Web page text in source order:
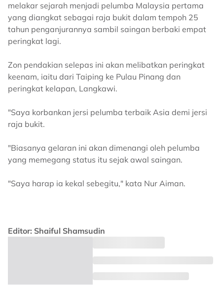
melakar sejarah menjadi pelumba Malaysia pertama
yang diangkat sebagai raja bukit dalam tempoh 25
tahun penganjurannya sambil saingan berbaki empat
peringkat lagi.
Zon pendakian selepas ini akan melibatkan peringkat
keenam, iaitu dari Taiping ke Pulau Pinang dan
peringkat kelapan, Langkawi.
"Saya korbankan jersi pelumba terbaik Asia demi jersi
raja bukit.
"Biasanya gelaran ini akan dimenangi oleh pelumba
yang memegang status itu sejak awal saingan.
"Saya harap ia kekal sebegitu," kata Nur Aiman.
Editor: Shaiful Shamsudin